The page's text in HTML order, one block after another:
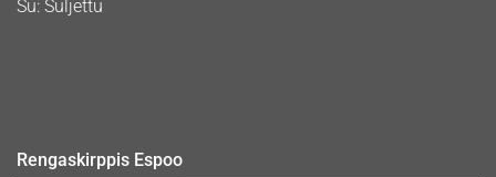
Su: Suljettu
Rengaskirppis Espoo